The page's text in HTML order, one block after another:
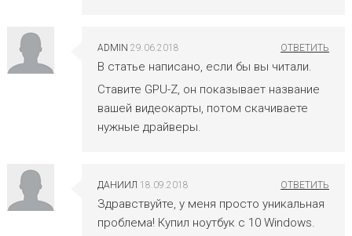
ADMIN 29.06.2018
В статье написано, если бы вы читали.
Ставите GPU-Z, он показывает название
вашей видеокарты, потом скачиваете
нужные драйверы.
ДАНИИЛ 18.09.2018
Здравствуйте, у меня просто уникальная
проблема! Купил ноутбук с 10 Windows.